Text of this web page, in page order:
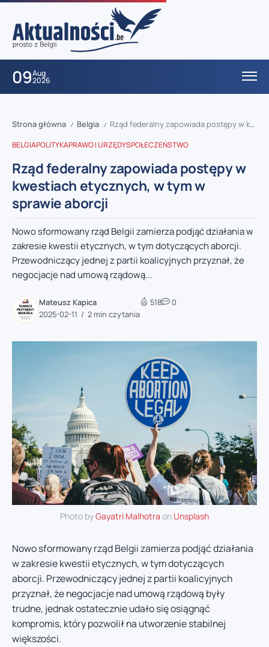
09Aug
2026
Strona główna / Belgia / Rząd federalny zapowiada postępy w kwestiach etycznych, w tym w sprawie aborcji
BELGIAPOLITYKAPRAWO I URZĘDYSPOŁECZEŃSTWO
Rząd federalny zapowiada postępy w
kwestiach etycznych, w tym w
sprawie aborcji
Nowo sformowany rząd Belgii zamierza podjąć działania w
zakresie kwestii etycznych, w tym dotyczących aborcji.
Przewodniczący jednej z partii koalicyjnych przyznał, że
negocjacje nad umową rządową...
Mateusz Kapica
2025-02-11
2 min czytania
518 0
Photo byGayatri Malhotra on Unsplash
Nowo sformowany rząd Belgii zamierza podjąć działania
w zakresie kwestii etycznych, w tym dotyczących
aborcji. Przewodniczący jednej z partii koalicyjnych
przyznał, że negocjacje nad umową rządową były
trudne, jednak ostatecznie udało się osiągnąć
kompromis, który pozwolił na utworzenie stabilnej
większości.